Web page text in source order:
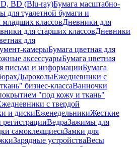
BD (Blu-ray)Бумага масштабно-
для туалетной бумаги и
классовДневники для
для старших классовДневники
для
камерыБумага цветная для
аксессуарыБумага цветная
письма и информацииБумага
ДыроколыЕжедневники с
бизнес-классаВанночки
"под кожу и ткань"
с твердой
и дискиЕженедельникиЖесткие
ВедраЗажимы для
самоклеящиесяЗамки для
Зарядные устройстваВесы